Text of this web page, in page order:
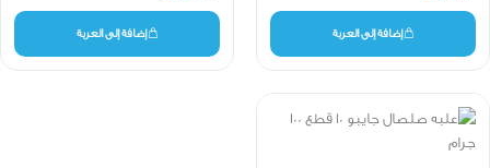
إضافة إلى العربة إضافة إلى العربة